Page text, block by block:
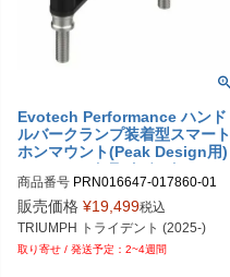
Evotech Performance ハンド
ルバークランプ装着型スマート
ホンマウント(Peak Design用)
TRIUMPH トライデント (2025
-)
商品番号 PRN016647-017860-01
販売価格 ¥19,499税込
TRIUMPH トライデント (2025-)
2~4週間